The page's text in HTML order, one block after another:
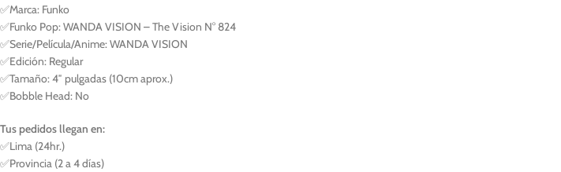
✅Marca: Funko
✅Funko Pop: WANDA VISION – The Vision N° 824
✅Serie/Película/Anime: WANDA VISION
✅Edición: Regular
✅Tamaño: 4″ pulgadas (10cm aprox.)
✅Bobble Head: No
Tus pedidos llegan en:
✅Lima (24hr.)
✅Provincia (2 a 4 días)